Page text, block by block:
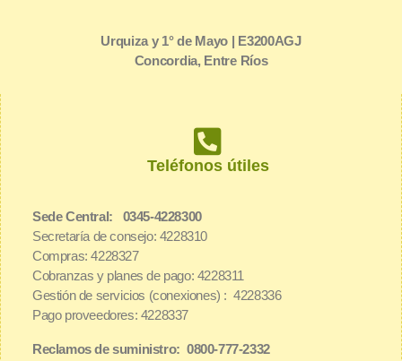
Urquiza y 1° de Mayo | E3200AGJ
Concordia, Entre Ríos
Teléfonos útiles
Sede Central: 0345-4228300
Secretaría de consejo: 4228310
Compras: 4228327
Cobranzas y planes de pago: 4228311
Gestión de servicios (conexiones) : 4228336
Pago proveedores: 4228337
Reclamos de suministro: 0800-777-2332